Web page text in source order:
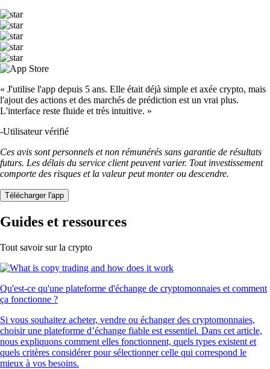
« J'utilise l'app depuis 5 ans. Elle était déjà simple et axée crypto, mais
l'ajout des actions et des marchés de prédiction est un vrai plus.
L'interface reste fluide et très intuitive. »
-Utilisateur vérifié
Ces avis sont personnels et non rémunérés sans garantie de résultats
futurs. Les délais du service client peuvent varier. Tout investissement
comporte des risques et la valeur peut monter ou descendre.
Télécharger l'app
Guides et ressources
Tout savoir sur la crypto
Qu'est-ce qu'une plateforme d'échange de cryptomonnaies et comment
ça fonctionne ?
Si vous souhaitez acheter, vendre ou échanger des cryptomonnaies,
choisir une plateforme d’échange fiable est essentiel. Dans cet article,
nous expliquons comment elles fonctionnent, quels types existent et
quels critères considérer pour sélectionner celle qui correspond le
mieux à vos besoins.